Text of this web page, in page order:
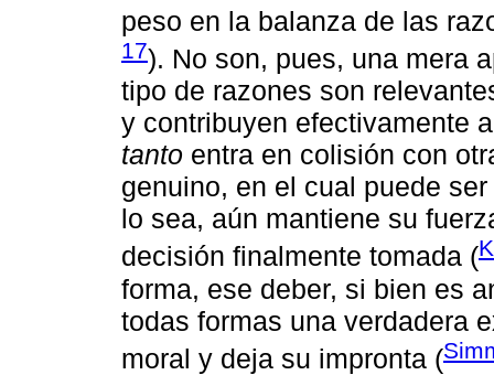
peso en la balanza de las
17). No son, pues, una mera
tipo de razones son
y contribuyen efectivamente
tanto entra en colisión con
genuino, en el cual puede
lo sea, aún mantiene su
decisión finalmente tomada (
forma, ese deber, si bien es
todas formas una verdadera
moral y deja su impronta (